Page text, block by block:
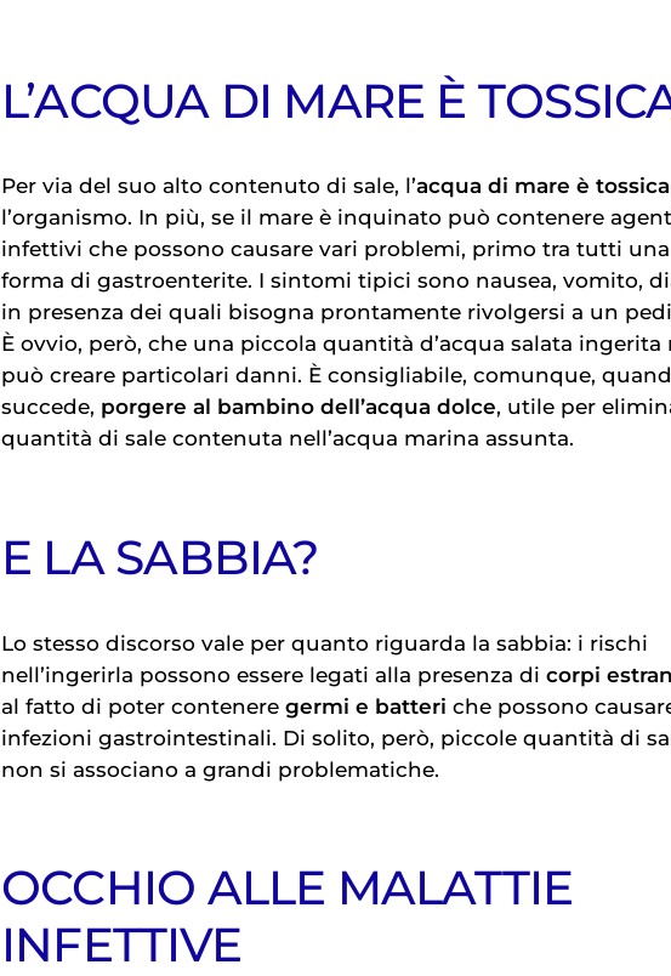
L’ACQUA DI MARE È
Per via del suo alto contenuto di sale, l’acqua di mare è tossica
l’organismo. In più, se il mare è inquinato può contenere
infettivi che possono causare vari problemi, primo tra tutti una
forma di gastroenterite. I sintomi tipici sono nausea, vomito,
in presenza dei quali bisogna prontamente rivolgersi a un
È ovvio, però, che una piccola quantità d’acqua salata ingerita
può creare particolari danni. È consigliabile, comunque,
succede, porgere al bambino dell’acqua dolce, utile per
quantità di sale contenuta nell’acqua marina assunta.
E LA SABBIA?
Lo stesso discorso vale per quanto riguarda la sabbia: i rischi
nell’ingerirla possono essere legati alla presenza di corpi
al fatto di poter contenere germi e batteri che possono
infezioni gastrointestinali. Di solito, però, piccole quantità di
non si associano a grandi problematiche.
OCCHIO ALLE MALATTIE
INFETTIVE